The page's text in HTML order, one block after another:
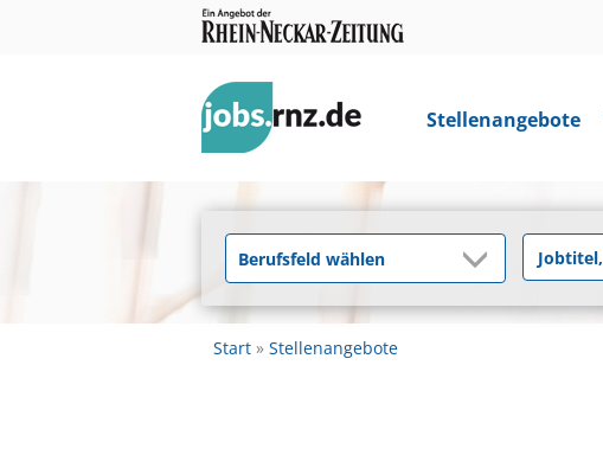
Stellenangebote
Start Stellenangebote